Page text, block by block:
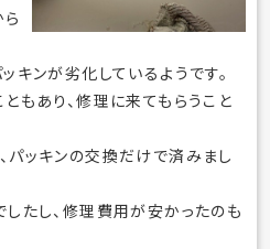
キンが劣化しているようです。
もあり、修理に来てもらうこと
パッキンの交換だけで済みまし
たし、修理費用が安かったのも